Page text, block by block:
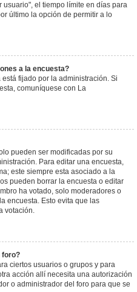
el tiempo límite en días para
último la opción de permitir a lo
a la encuesta?
fijado por la administración. Si
comuníquese con La
pueden ser modificadas por su
Para editar una encuesta,
este siempre esta asociado a la
pueden borrar la encuesta o editar
ha votado, solo moderadores o
encuesta. Esto evita que las
votación.
foro?
ciertos usuarios o grupos y para
acción allí necesita una autorización
o administrador del foro para que se